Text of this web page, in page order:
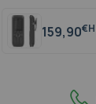
159,90€